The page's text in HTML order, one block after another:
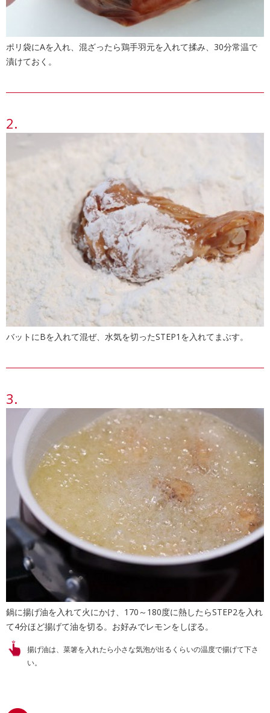
ポリ袋にAを入れ、混ざったら鶏手羽元を入れて揉み、30分常温で
漬けておく。
バットにBを入れて混ぜ、水気を切ったSTEP1を入れてまぶす。
鍋に揚げ油を入れて火にかけ、170～180度に熱したらSTEP2を入れ
て4分ほど揚げて油を切る。お好みでレモンをしぼる。
揚げ油は、菜箸を入れたら小さな気泡が出るくらいの温度で揚げて下さ
い。